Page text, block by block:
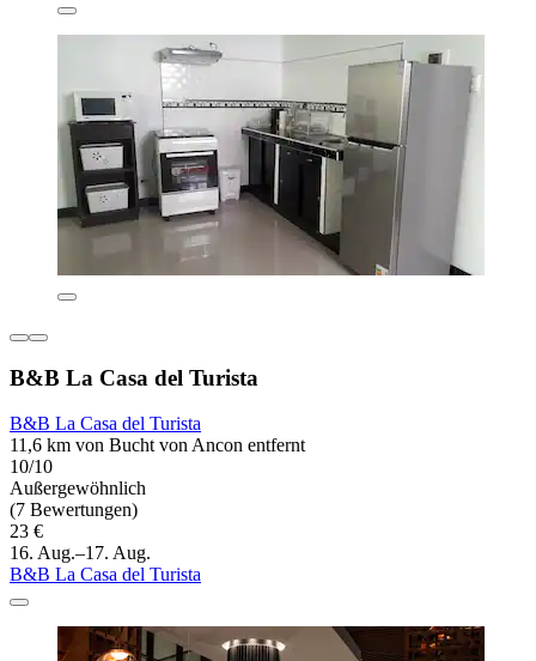
B&B La Casa del Turista
B&B La Casa del Turista
11,6 km von Bucht von Ancon entfernt
10/10
Außergewöhnlich
(7 Bewertungen)
23 €
16. Aug.–17. Aug.
B&B La Casa del Turista